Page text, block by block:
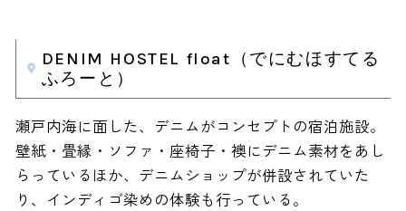
DENIM HOSTEL float（でにむほすてる
ふろーと）
瀬戸内海に面した、デニムがコンセプトの宿泊施設。
壁紙・畳縁・ソファ・座椅子・襖にデニム素材をあし
らっているほか、デニムショップが併設されていた
り、インディゴ染めの体験も行っている。